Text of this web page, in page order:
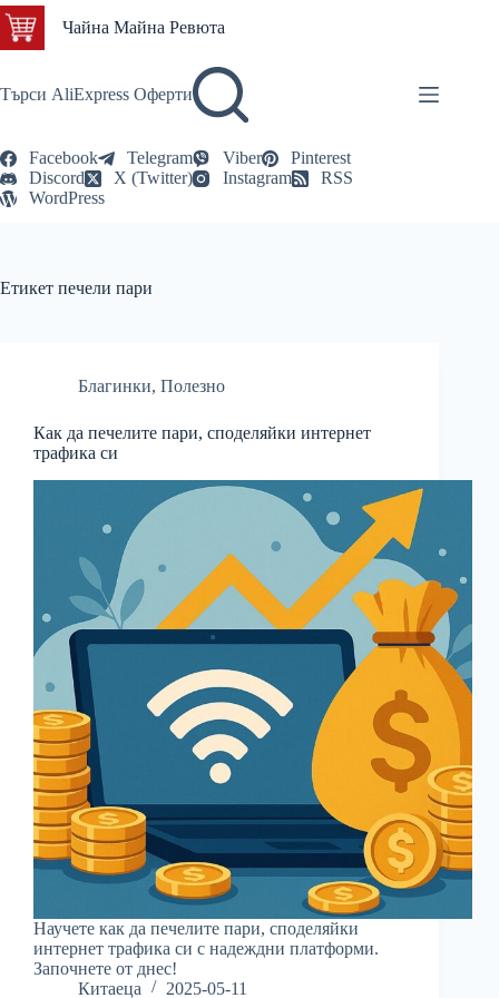
Skip
to
content
Чайна Майна Ревюта
Търси AliExpress Оферти
Facebook Telegram Viber
Pinterest
Discord
X (Twitter) Instagram
RSS
WordPress
Етикет печели пари
Благинки, Полезно
Как да печелите пари, споделяйки интернет
трафика си
Научете как да печелите пари, споделяйки
интернет трафика си с надеждни платформи.
Започнете от днес!
Китаеца
2025-05-11